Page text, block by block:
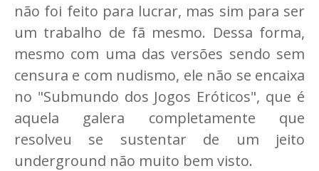
não foi feito para lucrar, mas sim para ser
um trabalho de fã mesmo. Dessa forma,
mesmo com uma das versões sendo sem
censura e com nudismo, ele não se encaixa
no "Submundo dos Jogos Eróticos", que é
aquela galera completamente que
resolveu se sustentar de um jeito
underground não muito bem visto.